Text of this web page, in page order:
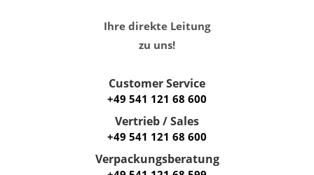
Ihre direkte Leitung
zu uns!
Customer Service
+49 541 121 68 600
Vertrieb / Sales
+49 541 121 68 600
Verpackungsberatung